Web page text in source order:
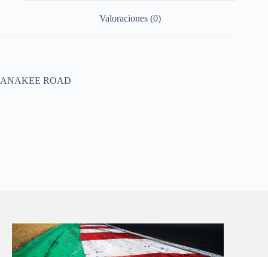
Valoraciones (0)
ANAKEE ROAD